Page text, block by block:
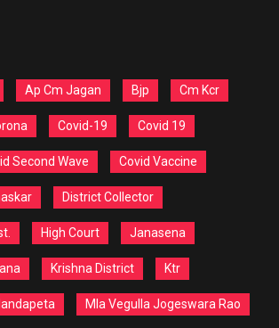
Ap Cm Jagan Bjp Cm Kcr
Covid-19 Covid 19
Second Wave Covid Vaccine
District Collector
High Court Janasena
Krishna District Ktr
Mla Vegulla Jogeswara Rao